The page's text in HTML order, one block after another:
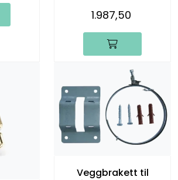
1.987,50
Veggbrakett til